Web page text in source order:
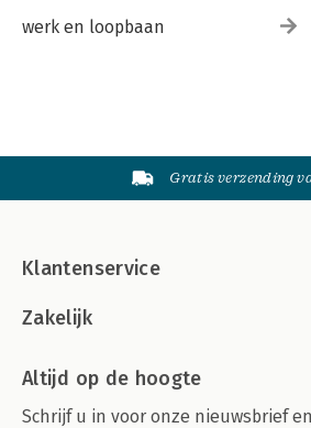
werk en loopbaan
Gratis verzending
Klantenservice
Zakelijk
Altijd op de hoogte
Schrijf u in voor onze nieuwsbrief